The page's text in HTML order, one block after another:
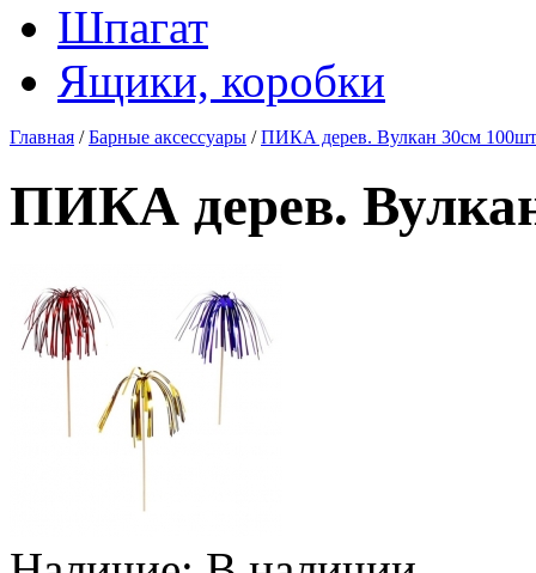
Шпагат
Ящики, коробки
Главная /Барные аксессуары /ПИКА дерев. Вулкан 30см
ПИКА дерев.